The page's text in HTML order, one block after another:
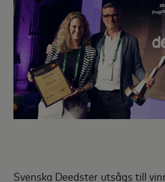
Svenska Deedster utsågs till